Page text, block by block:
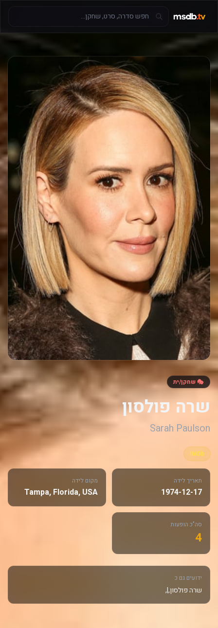
🎭 שחקן/ית
שרה פולסון
Sarah Paulson
IMDb
תאריך לידה
1974-12-17
מקום לידה
Tampa, Florida, USA
סה"כ הופעות
4
ידועים גם כ
שרה פולסון,|,